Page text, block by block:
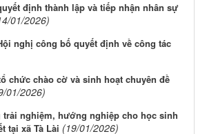
định thành lập và tiếp nhận nhân sự
01/2026)
nghị công bố quyết định về công tác
chức chào cờ và sinh hoạt chuyên đề
01/2026)
trải nghiệm, hướng nghiệp cho học sinh
tại xã Tà Lài (19/01/2026)